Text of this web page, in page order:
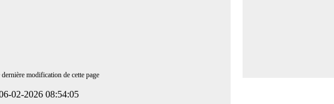
dernière modification de cette page
02-2026 08:54:05